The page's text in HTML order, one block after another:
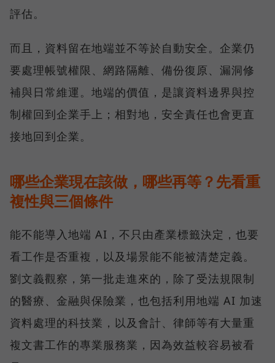
評估。
而且，資料留在地端並不等於自動安全。企業仍
要處理帳號權限、網路隔離、備份復原、漏洞修
補與日常維運。地端的價值，是讓資料邊界與控
制權回到企業手上；相對地，安全責任也會更直
接地回到企業。
哪些企業現在該做，哪些再等？先看重
複性與三個條件
能不能導入地端 AI，不只由產業標籤決定，也要
看工作是否重複，以及場景能不能被清楚定義。
劉文義觀察，第一批走進來的，除了受法規限制
的醫療、金融與保險業，也包括利用地端 AI 加速
資料處理的科技業，以及會計、律師等有大量重
複文書工作的專業服務業，因為效益較容易被看